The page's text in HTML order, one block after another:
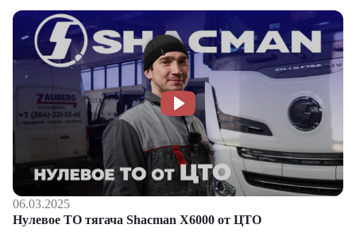
06.03.2025
Нулевое ТО тягача Shacman Х6000 от ЦТО